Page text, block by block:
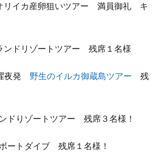
リイカ産卵狙いツアー 満員御礼 キ
ンドリゾートツアー 残席１名様
夜発 野生のイルカ御蔵島ツアー 残
ドりゾートツアー 残席３名様！
ートダイブ 残席１名様！